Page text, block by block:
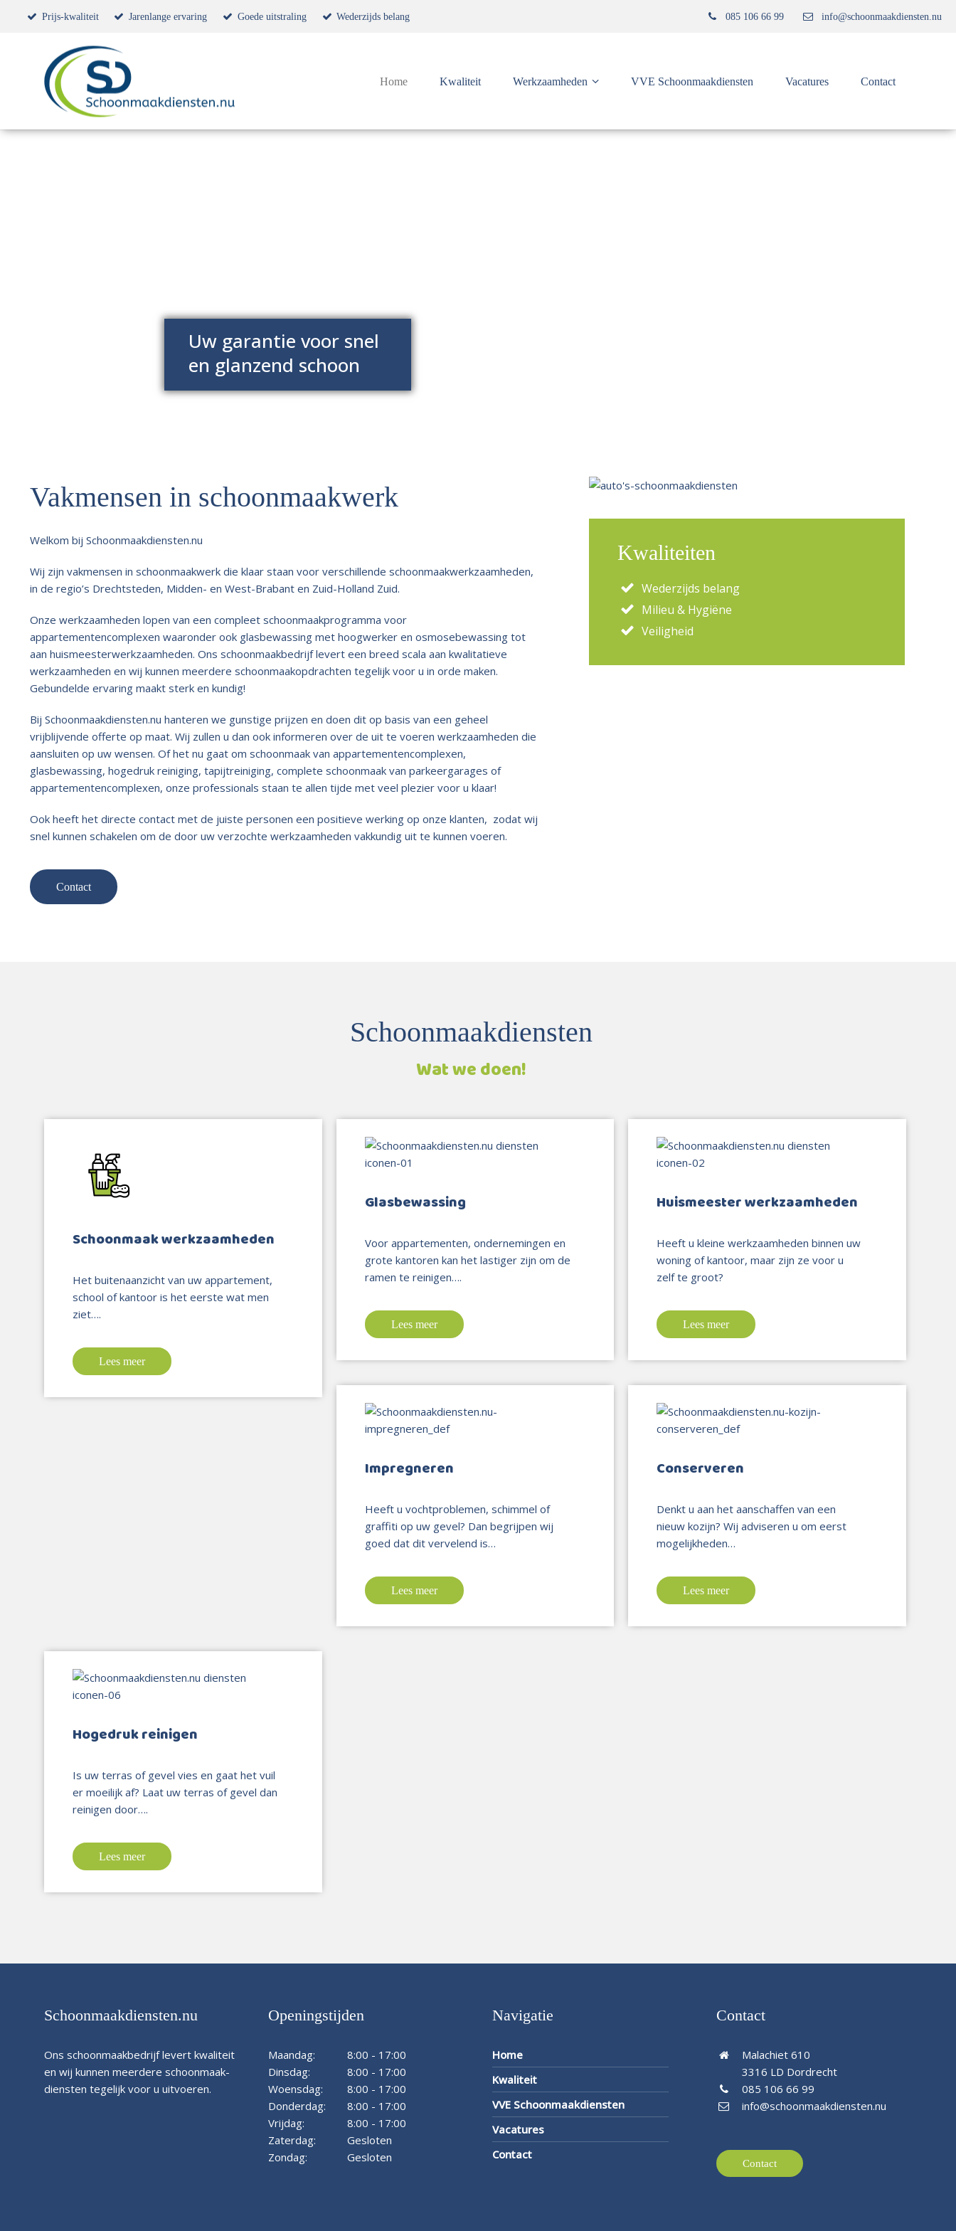
Prijs-kwaliteit Jarenlange ervaring Goede uitstraling Wederzijds belang 085 106 66 99 info@schoonmaakdiensten.nu
Home Kwaliteit Werkzaamheden VVE Schoonmaakdiensten Vacatures Contact
Uw garantie voor snel
en glanzend schoon
Vakmensen in schoonmaakwerk
Welkom bij Schoonmaakdiensten.nu
Wij zijn vakmensen in schoonmaakwerk die klaar staan voor verschillende schoonmaakwerkzaamheden,
in de regio’s Drechtsteden, Midden- en West-Brabant en Zuid-Holland Zuid.
Onze werkzaamheden lopen van een compleet schoonmaakprogramma voor
appartementencomplexen waaronder ook glasbewassing met hoogwerker en osmosebewassing tot
aan huismeesterwerkzaamheden. Ons schoonmaakbedrijf levert een breed scala aan kwalitatieve
werkzaamheden en wij kunnen meerdere schoonmaakopdrachten tegelijk voor u in orde maken.
Gebundelde ervaring maakt sterk en kundig!
Bij Schoonmaakdiensten.nu hanteren we gunstige prijzen en doen dit op basis van een geheel
vrijblijvende offerte op maat. Wij zullen u dan ook informeren over de uit te voeren werkzaamheden die
aansluiten op uw wensen. Of het nu gaat om schoonmaak van appartementencomplexen,
glasbewassing, hogedruk reiniging, tapijtreiniging, complete schoonmaak van parkeergarages of
appartementencomplexen, onze professionals staan te allen tijde met veel plezier voor u klaar!
Ook heeft het directe contact met de juiste personen een positieve werking op onze klanten, zodat wij
snel kunnen schakelen om de door uw verzochte werkzaamheden vakkundig uit te kunnen voeren.
Contact
Kwaliteiten
Wederzijds belang
Milieu & Hygiëne
Veiligheid
Schoonmaakdiensten
Wat we doen!
Schoonmaak werkzaamheden
Het buitenaanzicht van uw appartement,
school of kantoor is het eerste wat men
ziet….
Lees meer
Glasbewassing
Voor appartementen, ondernemingen en
grote kantoren kan het lastiger zijn om de
ramen te reinigen….
Lees meer
Huismeester werkzaamheden
Heeft u kleine werkzaamheden binnen uw
woning of kantoor, maar zijn ze voor u
zelf te groot?
Lees meer
Impregneren
Heeft u vochtproblemen, schimmel of
graffiti op uw gevel? Dan begrijpen wij
goed dat dit vervelend is…
Lees meer
Conserveren
Denkt u aan het aanschaffen van een
nieuw kozijn? Wij adviseren u om eerst
mogelijkheden…
Lees meer
Hogedruk reinigen
Is uw terras of gevel vies en gaat het vuil
er moeilijk af? Laat uw terras of gevel dan
reinigen door….
Lees meer
Schoonmaakdiensten.nu
Ons schoonmaakbedrijf levert kwaliteit
en wij kunnen meerdere schoonmaak-
diensten tegelijk voor u uitvoeren.
Openingstijden
Maandag:
8:00 - 17:00
Dinsdag:
8:00 - 17:00
Woensdag:
8:00 - 17:00
Donderdag:
8:00 - 17:00
Vrijdag:
8:00 - 17:00
Zaterdag:
Gesloten
Zondag:
Gesloten
Navigatie
Home
Kwaliteit
VVE Schoonmaakdiensten
Vacatures
Contact
Contact
Malachiet 610
3316 LD Dordrecht
085 106 66 99
info@schoonmaakdiensten.nu
Contact